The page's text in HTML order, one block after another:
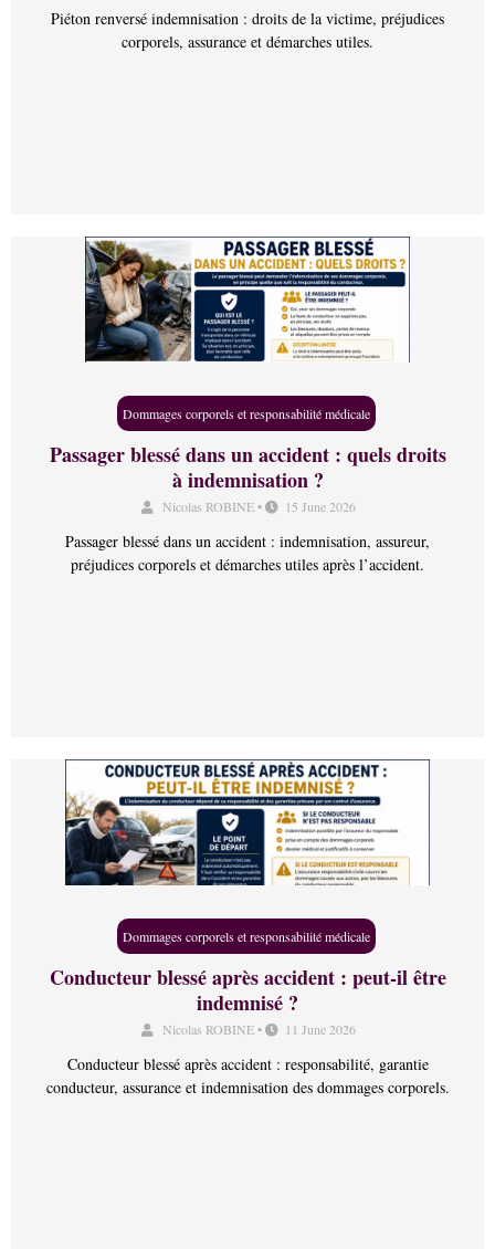
Piéton renversé indemnisation : droits de la victime, préjudices
corporels, assurance et démarches utiles.
Dommages corporels et responsabilité médicale
Passager blessé dans un accident : quels droits
à indemnisation ?
Nicolas ROBINE• 15 June 2026
Passager blessé dans un accident : indemnisation, assureur,
préjudices corporels et démarches utiles après l’accident.
Dommages corporels et responsabilité médicale
Conducteur blessé après accident : peut-il être
indemnisé ?
Nicolas ROBINE• 11 June 2026
Conducteur blessé après accident : responsabilité, garantie
conducteur, assurance et indemnisation des dommages corporels.